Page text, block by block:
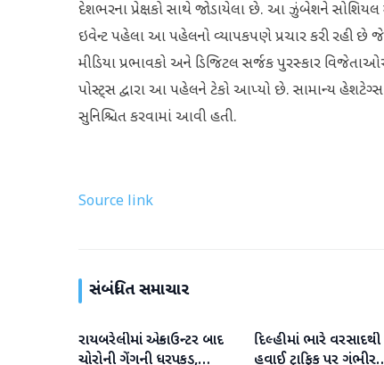
દેશભરના પ્રેક્ષકો સાથે જોડાયેલા છે. આ ઝુંબેશને
ઇવેન્ટ પહેલા આ પહેલનો વ્યાપકપણે પ્રચાર કરી રહી છે
મીડિયા પ્રભાવકો અને ડિજિટલ સર્જક પુરસ્કાર
પોસ્ટ્સ દ્વારા આ પહેલને ટેકો આપ્યો છે. સામાન્ય
સુનિશ્ચિત કરવામાં આવી હતી.
Source link
સંબંધિત સમાચાર
રાષ્ટ્રીય
રાયબરેલીમાં એન્કાઉન્ટર બાદ
ચોરોની ગેંગની ધરપકડ,
રાષ્ટ્રીય
દિલ્હીમાં ભારે વરસાદથી
હવાઈ ટ્રાફિક પર ગંભીર